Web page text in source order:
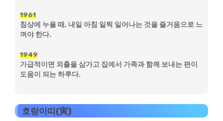
1961
침상에 누울 때, 내일 아침 일찍 일어나는 것을 즐거움으로 느
껴야 한다.
1949
가급적이면 외출을 삼가고 집에서 가족과 함께 보내는 편이
도움이 되는 하루다.
호랑이띠(寅)